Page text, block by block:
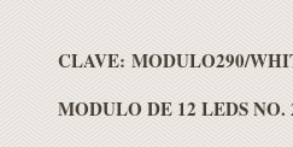
CLAVE: MODULO290/
MODULO DE 12 LEDS NO.